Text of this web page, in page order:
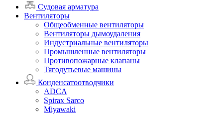
Судовая арматура
Вентиляторы
Общеобменные вентиляторы
Вентиляторы дымоудаления
Индустриальные вентиляторы
Промышленные вентиляторы
Противопожарные клапаны
Тягодутьевые машины
Конденсатоотводчики
ADCA
Spirax Sarco
Miyawaki